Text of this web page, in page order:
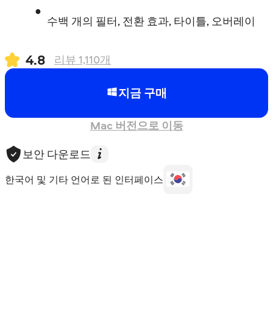
수백 개의 필터, 전환 효과, 타이틀, 오버레이
4.8 리뷰 1,110개
지금 구매
Mac 버전으로 이동
보안 다운로드
한국어 및 기타 언어로 된 인터페이스